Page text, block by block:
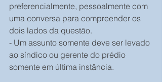
preferencialmente, pessoalmente com
uma conversa para compreender os
dois lados da questão.
- Um assunto somente deve ser levado
ao síndico ou gerente do prédio
somente em última instância.